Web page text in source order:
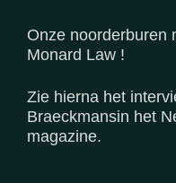
Onze noorderburen
Monard Law !
Zie hierna het
Braeckmansin het
magazine.